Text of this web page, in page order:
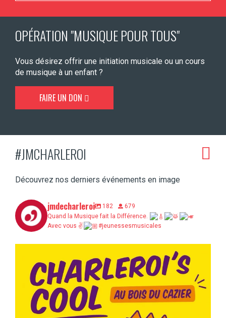
OPÉRATION "MUSIQUE POUR TOUS"
Vous désirez offrir une initiation musicale ou un cours
de musique à un enfant ?
FAIRE UN DON
#JMCHARLEROI
Découvrez nos derniers événements en image
jmdecharleroi 182
679
Quand la Musique fait la Différence.
Avec vous ✌
#jeunessesmusicales
Charleroi’s Cool, c’est demain au Bois du...
5 0